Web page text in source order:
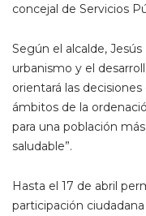
concejal de Servicios
Según el alcalde,
urbanismo y el
orientará las
ámbitos de la
para una población
saludable”.
Hasta el 17 de abril
participación